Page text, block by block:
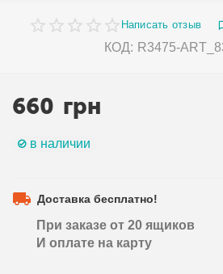
Написать отзыв
КОД: R3475-
660 грн
в наличии
Доставка бесплатно!
При заказе от 20 ящиков
И оплате на карту